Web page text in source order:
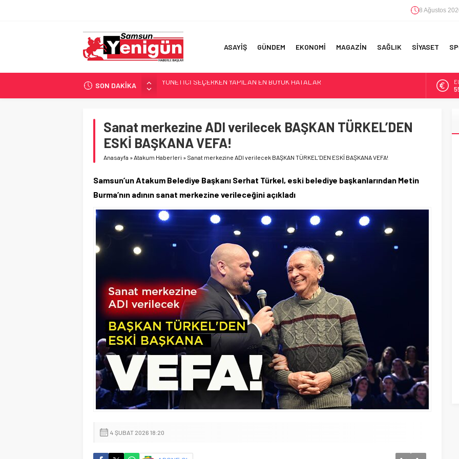
8 Ağustos
ASAYİŞ GÜNDEM EKONOMİ MAGAZİN SAĞLIK SİYASET
SON DAKİKA
GERİ SAYIM BAŞLADI
SAMSUNSPOR’DA HEDEF 5’İNCİLİK!
İŞTE FINDIK FİYATI!
YÖNETİCİ SEÇERKEN YAPILAN EN BÜYÜK HATALAR
Sanat merkezine ADI verilecek BAŞKAN TÜRKEL’DEN
ESKİ BAŞKANA VEFA!
Anasayfa »Atakum Haberleri » Sanat merkezine ADI verilecek BAŞKAN TÜRKEL’DEN ESKİ BAŞKANA VEFA!
Samsun’un Atakum Belediye Başkanı Serhat Türkel, eski belediye başkanlarından Metin
Burma’nın adının sanat merkezine verileceğini açıkladı
4 ŞUBAT 2026 18:20